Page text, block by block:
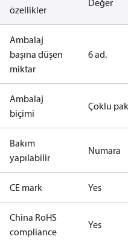
özellikler
Değer
Ambalaj
başına düşen
miktar
6 ad.
Ambalaj
biçimi
Çoklu paket
Bakım
yapılabilir
Numara
CE mark Yes
China RoHS
compliance
Yes